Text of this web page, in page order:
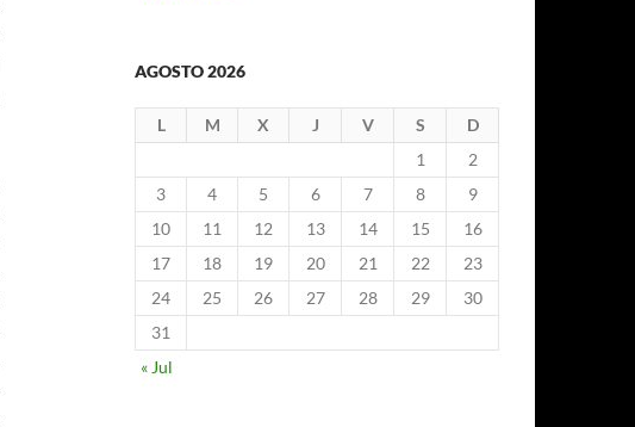
AGOSTO 2026
L M X J V S
D
1
2
3
4 5 6 7 8
9
10
11 12 13 14 15
16
17
18 19 20 21 22
23
24
25 26 27 28 29
30
31
« Jul